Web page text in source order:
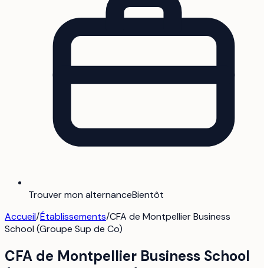
Trouver mon alternanceBientôt
Accueil/Établissements/CFA de Montpellier Business
School (Groupe Sup de Co)
CFA de Montpellier Business School